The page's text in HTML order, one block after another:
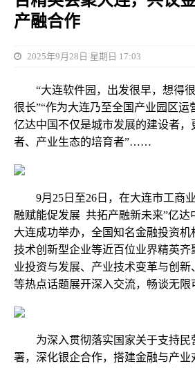
产融合作
2025年9月28日 星期日 17:03
“大连软件园，出发很早，想得
很长”“作为大连乃至全国产业园区运
亿达中国不仅是城市发展的建设者，
者、产业生态的培育者”……
9月25日至26日，在大连市工商
融赋能促发展 共拓产融新未来”亿达
大连成功举办，全国知名金融投资机
技术创新型企业等近百位业界精英齐
业投资与发展、产业技术变革与创新
等热点话题展开深入交流，畅谈无限
为深入贯彻落实国家关于支持民
署，深化银企合作，搭建金融与产业